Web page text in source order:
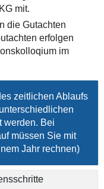
mit.
die Gutachten
erfolgen
im
zeitlichen Ablaufs
werden. Bei
müssen Sie mit
Jahr rechnen)